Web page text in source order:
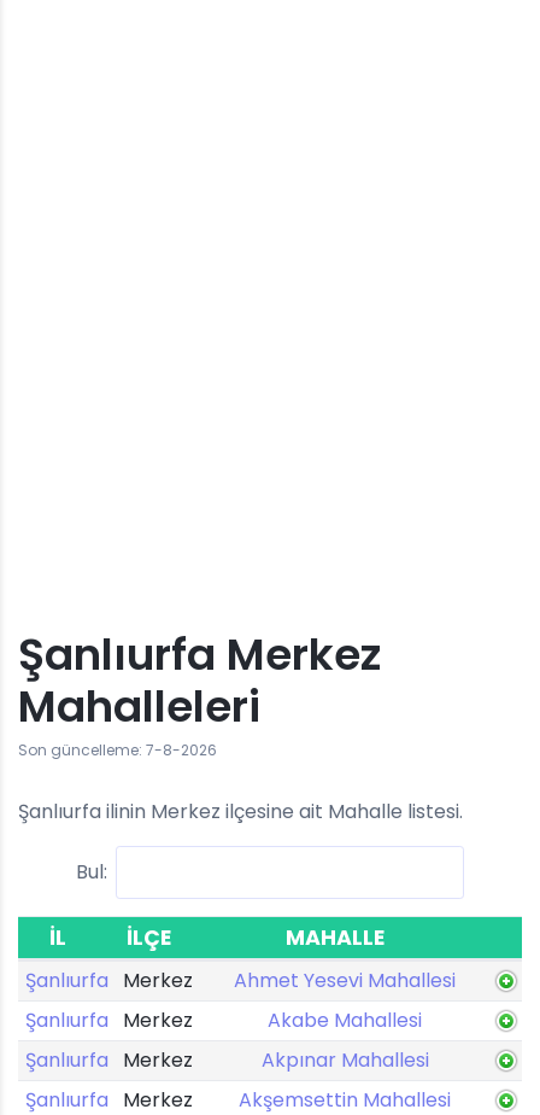
Şanlıurfa Merkez
Mahalleleri
Son güncelleme: 7-8-2026
Şanlıurfa ilinin Merkez ilçesine ait Mahalle listesi.
Bul:
İL İLÇE MAHALLE
Şanlıurfa Merkez
Ahmet Yesevi Mahallesi
Şanlıurfa
Merkez
Akabe Mahallesi
Şanlıurfa
Merkez
Akpınar Mahallesi
Şanlıurfa
Merkez
Akşemsettin Mahallesi